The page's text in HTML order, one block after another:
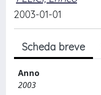
2003-01-01
Scheda breve
Anno
2003